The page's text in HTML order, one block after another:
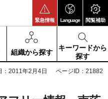
緊急情報 Language 閲覧補助
組織から探す
キーワードから
探す
：2011年2月4日 ページID：21882